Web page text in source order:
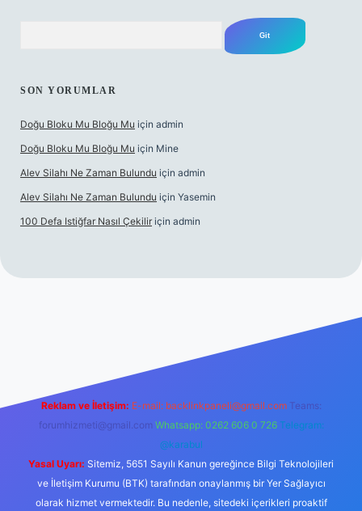
SON YORUMLAR
Doğu Bloku Mu Bloğu Mu için admin
Doğu Bloku Mu Bloğu Mu için Mine
Alev Silahı Ne Zaman Bulundu için admin
Alev Silahı Ne Zaman Bulundu için Yasemin
100 Defa Istiğfar Nasıl Çekilir için admin
Reklam ve İletişim: E-mail: backlinkpaneli@gmail.com Teams:
forumhizmeti@gmail.com Whatsapp: 0262 606 0 726 Telegram:
@karabul
Yasal Uyarı: Sitemiz, 5651 Sayılı Kanun gereğince Bilgi Teknolojileri
ve İletişim Kurumu (BTK) tarafından onaylanmış bir Yer Sağlayıcı
olarak hizmet vermektedir. Bu nedenle, sitedeki içerikleri proaktif